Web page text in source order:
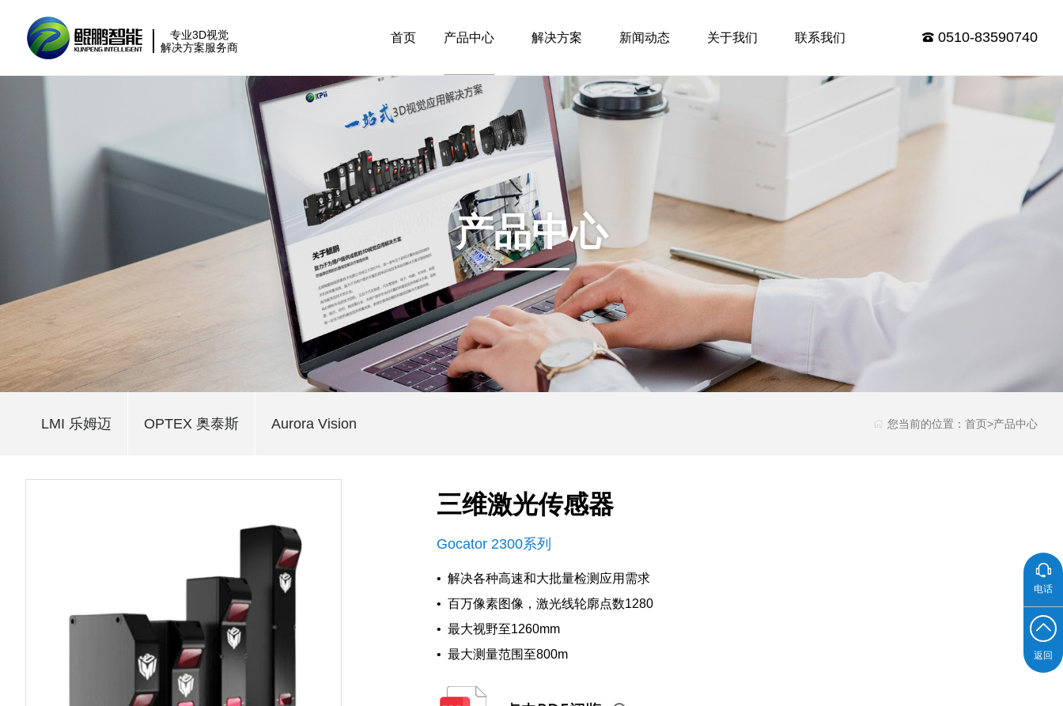
专业3D视觉
解决方案服务商
首页 产品中心 解决方案 新闻动态 关于我们 联系我们 0510-83590740
产品中心
LMI 乐姆迈 OPTEX 奥泰斯 Aurora Vision 您当前的位置： 首页>产品中心
三维激光传感器
Gocator 2300系列
• 解决各种高速和大批量检测应用需求
• 百万像素图像，激光线轮廓点数1280
• 最大视野至1260mm
• 最大测量范围至800m
电话
返回